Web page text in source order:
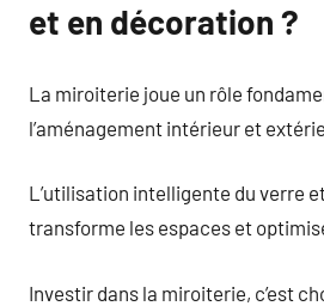
et en décoration ?
La miroiterie joue un rôle
l’aménagement intérieur et
L’utilisation intelligente du verre
transforme les espaces et
Investir dans la miroiterie, c’est